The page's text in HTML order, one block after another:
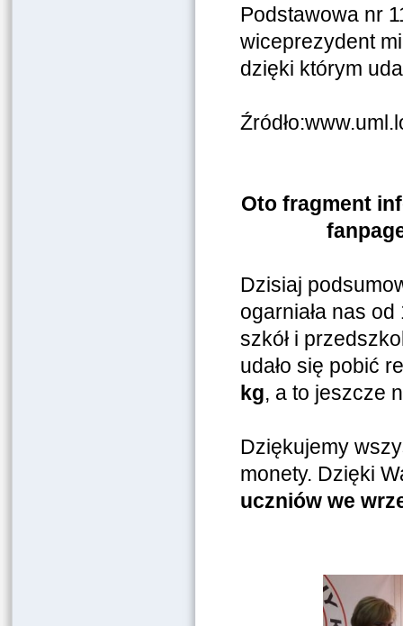
Podstawowa nr
wiceprezydent
dzięki którym
Oto fragment
Dzisiaj
ogarniała nas
szkół i
udało się pobić
kg, a to jeszcze
Dziękujemy
monety. Dzięki
uczniów we